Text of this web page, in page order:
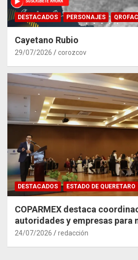
DESTACADOS PERSONAJES
Cayetano Rubio
29/07/2026 corozcov
DESTACADOS ESTADO DE QUERETARO
COPARMEX destaca
autoridades y empresas para
impacto del Tren
24/07/2026 redacción